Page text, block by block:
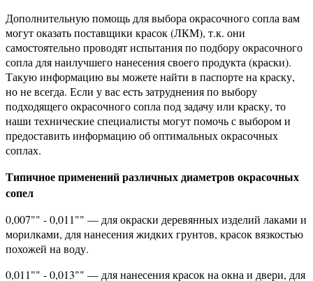
Дополнительную помощь для выбора окрасочного сопла вам
могут оказать поставщики красок (ЛКМ), т.к. они
самостоятельно проводят испытания по подбору окрасочного
сопла для наилучшего нанесения своего продукта (краски).
Такую информацию вы можете найти в паспорте на краску,
но не всегда. Если у вас есть затруднения по выбору
подходящего окрасочного сопла под задачу или краску, то
наши технические специалисты могут помочь с выбором и
предоставить информацию об оптимальных окрасочных
соплах.
Типичное применений различных диаметров окрасочных
сопел
0,007"" - 0,011"" — для окраски деревянных изделий лаками и
морилками, для нанесения жидких грунтов, красок вязкостью
похожей на воду.
0,011"" - 0,013"" — для нанесения красок на окна и двери, для